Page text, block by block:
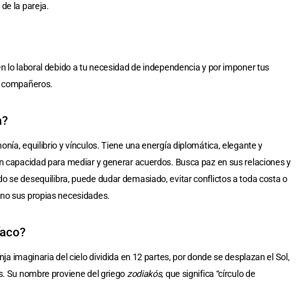
la pareja.
lo laboral debido a tu necesidad de independencia y por imponer tus
equilibrio y vínculos. Tiene una energía diplomática, elegante y
capacidad para mediar y generar acuerdos. Busca paz en sus relaciones y
se desequilibra, puede dudar demasiado, evitar conflictos a toda costa o
sus propias necesidades.
imaginaria del cielo dividida en 12 partes, por donde se desplazan el Sol,
Su nombre proviene del griegozodiakós, que significa “círculo de